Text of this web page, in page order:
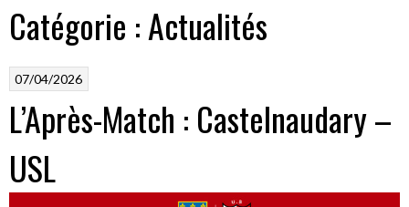
Catégorie :Actualités
07/04/2026
L’Après-Match : Castelnaudary –
USL